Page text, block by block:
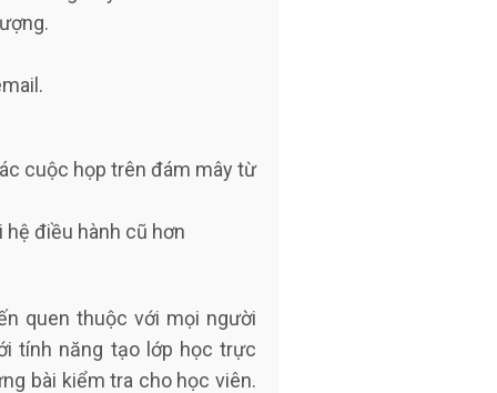
cuộc họp trên đám mây từ
điều hành cũ hơn
quen thuộc với mọi người
tính năng tạo lớp học trực
bài kiểm tra cho học viên.